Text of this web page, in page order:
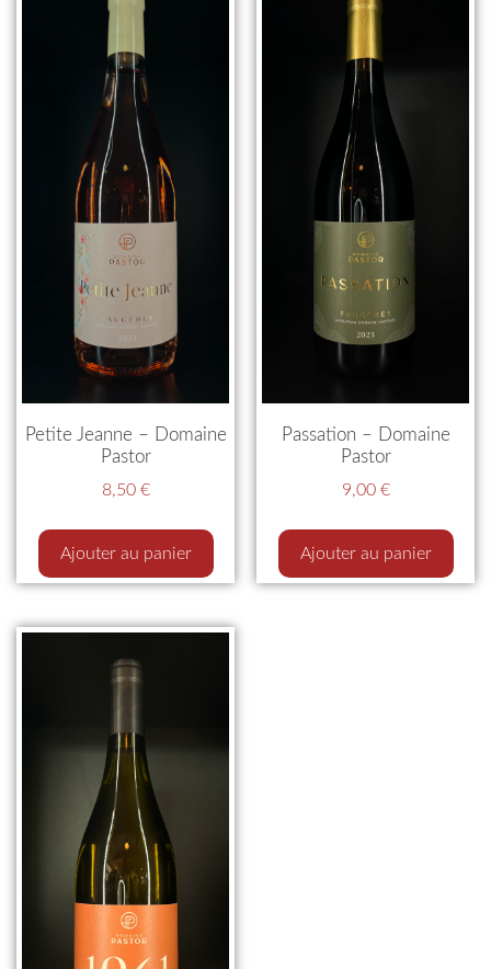
Petite Jeanne – Domaine
Pastor
8,50 €
Ajouter au panier
Passation – Domaine
Pastor
9,00 €
Ajouter au panier